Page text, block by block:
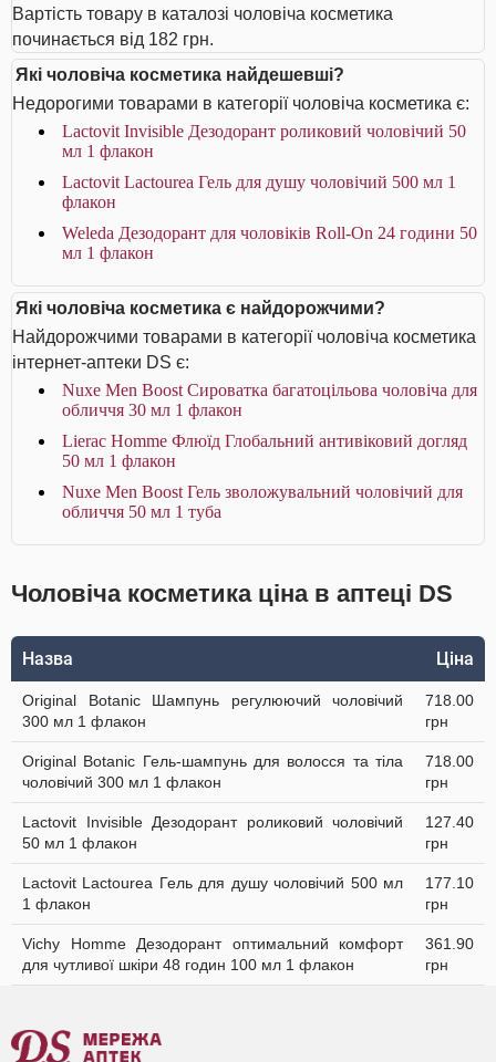
Вартість товару в каталозі чоловіча косметика
починається від 182 грн.
Які чоловіча косметика найдешевші?
Недорогими товарами в категорії чоловіча косметика є:
Lactovit Invisible Дезодорант роликовий чоловічий 50
мл 1 флакон
Lactovit Lactourea Гель для душу чоловічий 500 мл 1
флакон
Weleda Дезодорант для чоловіків Roll-On 24 години 50
мл 1 флакон
Які чоловіча косметика є найдорожчими?
Найдорожчими товарами в категорії чоловіча косметика
інтернет-аптеки DS є:
Nuxe Men Boost Сироватка багатоцільова чоловіча для
обличчя 30 мл 1 флакон
Lierac Homme Флюїд Глобальний антивіковий догляд
50 мл 1 флакон
Nuxe Men Boost Гель зволожувальний чоловічий для
обличчя 50 мл 1 туба
Чоловіча косметика ціна в аптеці DS
Назва Ціна
Original Botanic Шампунь регулюючий чоловічий
300 мл 1 флакон
718.00
грн
Original Botanic Гель-шампунь для волосся та тіла
чоловічий 300 мл 1 флакон
718.00
грн
Lactovit Invisible Дезодорант роликовий чоловічий
50 мл 1 флакон
127.40
грн
Lactovit Lactourea Гель для душу чоловічий 500 мл
1 флакон
177.10
грн
Vichy Homme Дезодорант оптимальний комфорт
для чутливої шкіри 48 годин 100 мл 1 флакон
361.90
грн